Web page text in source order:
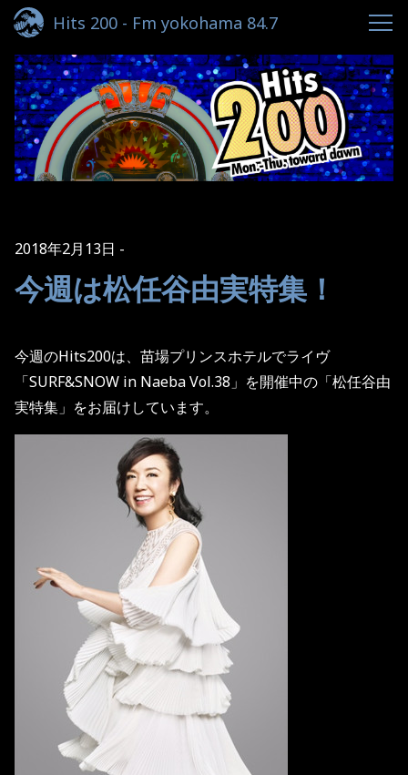
Hits 200 - Fm yokohama 84.7
2018年2月13日
今週は松任谷由実特集！
今週のHits200は、苗場プリンスホテルでライヴ
「SURF&SNOW in Naeba Vol.38 」を開催中の「松任谷由
実特集」をお届けしています。